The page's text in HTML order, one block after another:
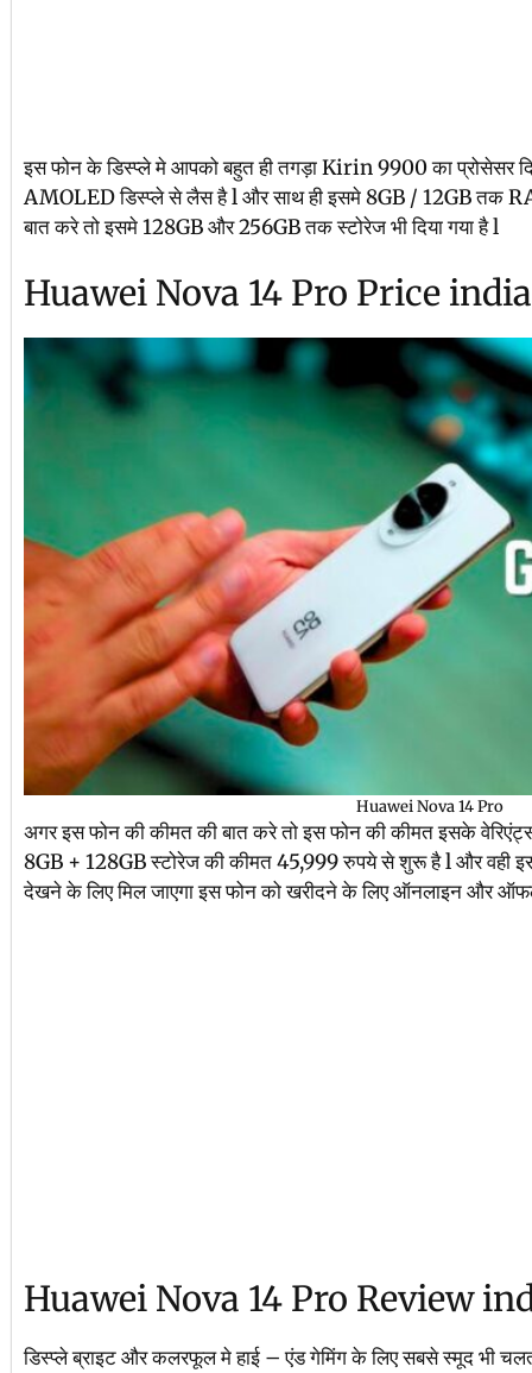
इस फोन के डिस्प्ले मे आपको बहुत ही तगड़ा Kirin 9900 का प्रोसेसर
AMOLED डिस्प्ले से लैस है l और साथ ही इसमे 8GB / 12GB तक
बात करे तो इसमे 128GB और 256GB तक स्टोरेज भी दिया गया है l
Huawei Nova 14 Pro Price india
Huawei Nova 14 Pro
अगर इस फोन की कीमत की बात करे तो इस फोन की कीमत इसके
8GB + 128GB स्टोरेज की कीमत 45,999 रुपये से शुरू है l और वही
देखने के लिए मिल जाएगा इस फोन को खरीदने के लिए ऑनलाइन और
Huawei Nova 14 Pro Review
डिस्प्ले ब्राइट और कलरफूल मे हाई – एंड गेमिंग के लिए सबसे स्मूद भी